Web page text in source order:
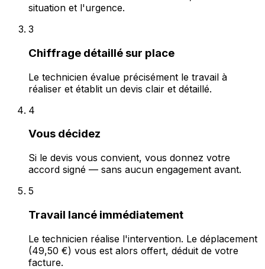
situation et l'urgence.
3
Chiffrage détaillé sur place
Le technicien évalue précisément le travail à
réaliser et établit un devis clair et détaillé.
4
Vous décidez
Si le devis vous convient, vous donnez votre
accord signé — sans aucun engagement avant.
5
Travail lancé immédiatement
Le technicien réalise l'intervention. Le déplacement
(49,50 €) vous est alors offert, déduit de votre
facture.